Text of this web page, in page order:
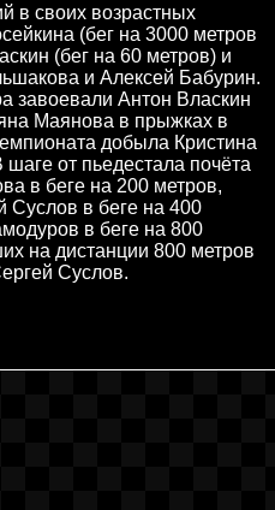
в своих возрастных
(бег на 3000 метров
(бег на 60 метров) и
и Алексей Бабурин.
завоевали Антон Власкин
Маянова в прыжках в
добыла Кристина
от пьедестала почёта
в беге на 200 метров,
Суслов в беге на 400
в беге на 800
на дистанции 800 метров
Суслов.